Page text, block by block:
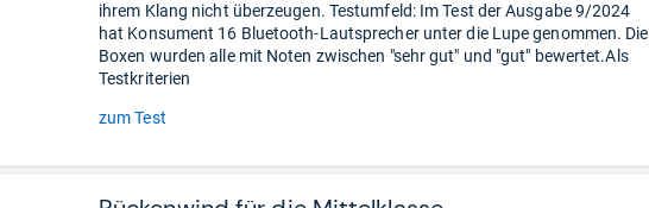
ihrem Klang nicht überzeugen. Testumfeld: Im Test der Ausgabe 9/2024
hat Konsument 16 Bluetooth-Lautsprecher unter die Lupe genommen. Die
Boxen wurden alle mit Noten zwischen "sehr gut" und "gut" bewertet.Als
Testkriterien
zum Test